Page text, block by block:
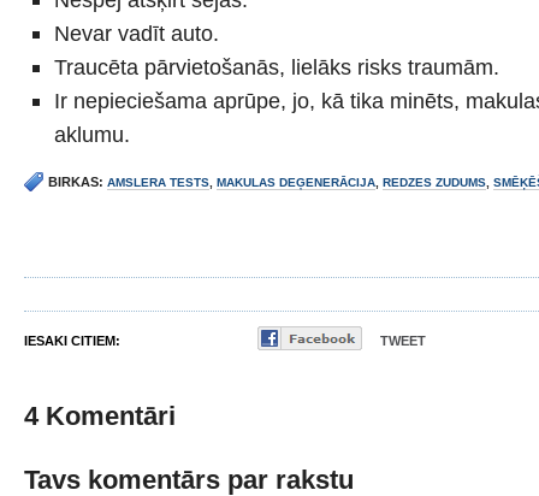
Nevar vadīt auto.
Traucēta pārvietošanās, lielāks risks traumām.
Ir nepieciešama aprūpe, jo, kā tika minēts,
aklumu.
BIRKAS: AMSLERA TESTS MAKULAS DEĢENERĀCIJA REDZES ZUDUMS
IESAKI CITIEM: TWEET
4 Komentāri
Tavs komentārs par rakstu